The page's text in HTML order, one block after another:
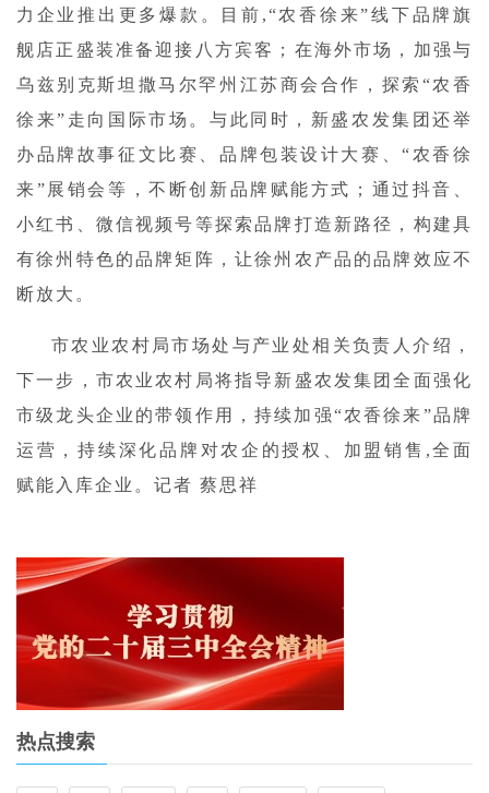
力企业推出更多爆款。目前,“农香徐来”线下品牌旗
舰店正盛装准备迎接八方宾客；在海外市场，加强与
乌兹别克斯坦撒马尔罕州江苏商会合作，探索“农香
徐来”走向国际市场。与此同时，新盛农发集团还举
办品牌故事征文比赛、品牌包装设计大赛、“农香徐
来”展销会等，不断创新品牌赋能方式；通过抖音、
小红书、微信视频号等探索品牌打造新路径，构建具
有徐州特色的品牌矩阵，让徐州农产品的品牌效应不
断放大。
市农业农村局市场处与产业处相关负责人介绍，
下一步，市农业农村局将指导新盛农发集团全面强化
市级龙头企业的带领作用，持续加强“农香徐来”品牌
运营，持续深化品牌对农企的授权、加盟销售,全面
赋能入库企业。记者 蔡思祥
热点搜索